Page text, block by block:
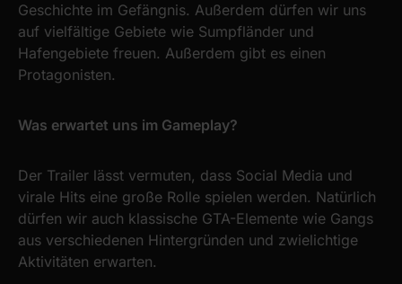
Geschichte im Gefängnis. Außerdem dürfen wir uns
auf vielfältige Gebiete wie Sumpfländer und
Hafengebiete freuen. Außerdem gibt es einen
Protagonisten.
Was erwartet uns im Gameplay?
Der Trailer lässt vermuten, dass Social Media und
virale Hits eine große Rolle spielen werden. Natürlich
dürfen wir auch klassische GTA-Elemente wie Gangs
aus verschiedenen Hintergründen und zwielichtige
Aktivitäten erwarten.